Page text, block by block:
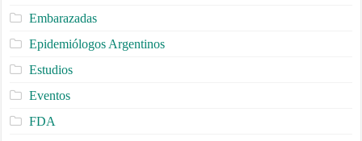
Embarazadas
Epidemiólogos Argentinos
Estudios
Eventos
FDA